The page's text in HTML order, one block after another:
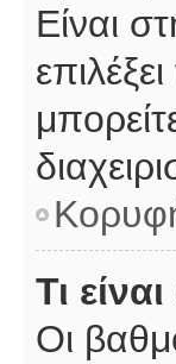
Είναι
Τι
Οι